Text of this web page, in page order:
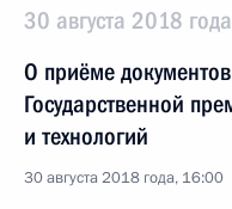
30 августа 2018
О приёме
Государственной
и технологий
30 августа 2018 года, 16:00